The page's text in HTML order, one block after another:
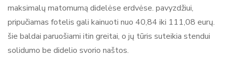
maksimalų matomumą didelėse erdvėse. pavyzdžiui,
pripučiamas fotelis gali kainuoti nuo 40,84 iki 111,08 eurų.
šie baldai paruošiami itin greitai, o jų tūris suteikia stendui
solidumo be didelio svorio naštos.